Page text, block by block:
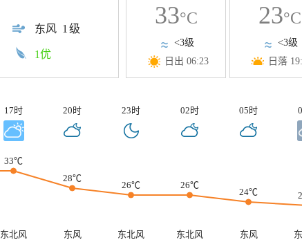
东风 1级
1优
33°C
<3级
日出 06:23
23°C
<3级
日落
17时 20时 23时 02时 05时
33℃
28℃
26℃ 26℃
24℃
东北风 东风 东北风 东北风 东风